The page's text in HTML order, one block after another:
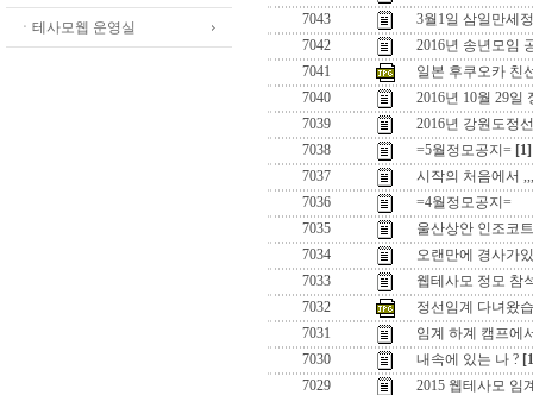
ㆍ테사모웹 운영실
7043
3월1일 삼일만세
7042
2016년 송년모임
7041
일본 후쿠오카 친
7040
2016년 10월 29일
7039
2016년 강원도정
7038
=5월정모공지= [1]
7037
시작의 처음에서 ,,,
7036
=4월정모공지=
7035
울산상안 인조코
7034
오랜만에 경사가
7033
웹테사모 정모 참
7032
정선임계 다녀왔
7031
임계 하계 캠프에
7030
내속에 있는 나 ?
7029
2015 웹테사모 임